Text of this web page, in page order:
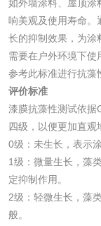
如外墙涂料、屋顶涂
响美观及使用寿命。
长的抑制效果，为涂
需要在户外环境下
参考此标准进行抗藻
评价标准
漆膜抗藻性测试依据
四级，以便更加直观
0级：未生长，表示
1级：微量生长，藻
定抑制作用。
2级：轻微生长，藻
般。